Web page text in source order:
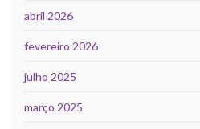
abril 2026
fevereiro 2026
julho 2025
março 2025